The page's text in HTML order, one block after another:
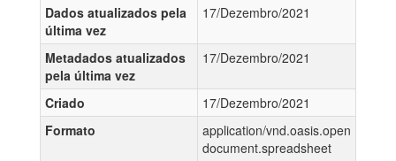
Dados atualizados pela
última vez
17/Dezembro/2021
Metadados atualizados
pela última vez
17/Dezembro/2021
Criado
17/Dezembro/2021
Formato
application/vnd.oasis.open
document.spreadsheet